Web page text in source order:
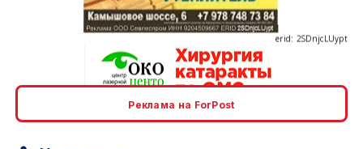
Реклама на ForPost